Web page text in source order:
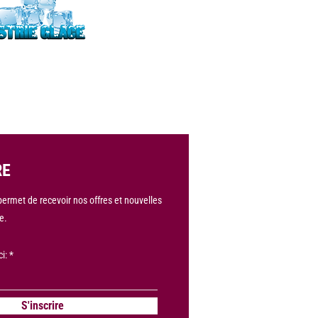
de recevoir nos offres et nouvelles
S'inscrire